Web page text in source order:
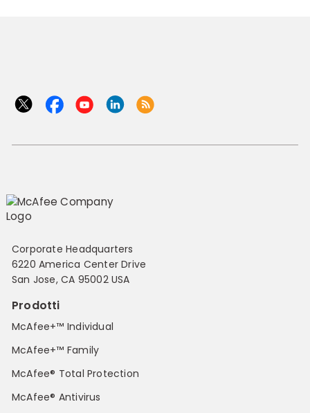
Corporate Headquarters
6220 America Center Drive
San Jose, CA 95002 USA
Prodotti
McAfee+™ Individual
McAfee+™ Family
McAfee® Total Protection
McAfee® Antivirus